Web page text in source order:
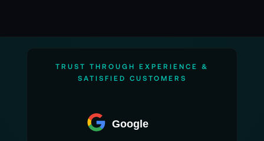
TRUST THROUGH EXPERIENCE &
SATISFIED CUSTOMERS
Google